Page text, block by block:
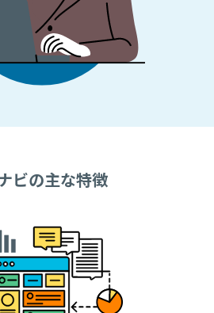
ビの主な特徴